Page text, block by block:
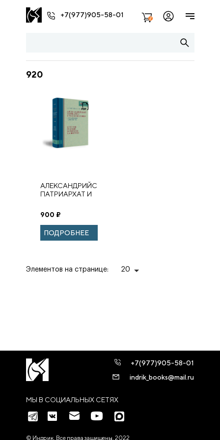
+7(977)905-58-01 2
920
АЛЕКСАНДРИЙСКИЙ
ПАТРИАРХАТ И
ВЕКЕ:
ИССЛЕДОВАНИЯ
И ДОКУМЕНТЫ
900 ₽
ПОДРОБНЕЕ
Элементов на странице: 20
МЫ В СОЦИАЛЬНЫХ СЕТЯХ
+7(977)905-58-01
indrik_books@mail.ru
© Индрик. Все права защищены, 2022